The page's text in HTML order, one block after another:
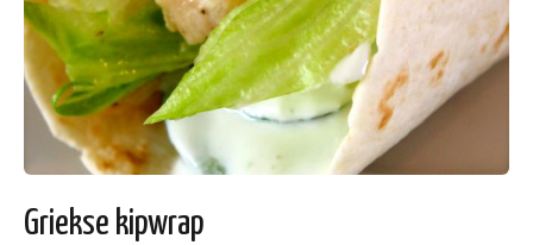
Griekse kipwrap